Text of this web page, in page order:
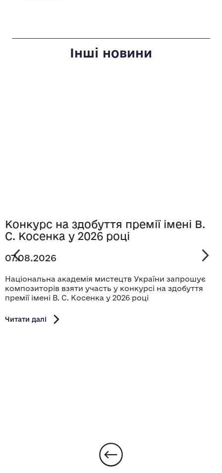
Інші новини
Конкурс на здобуття премії імені В.
С. Косенка у 2026 році
07.08.2026
Національна академія мистецтв України запрошує
композиторів взяти участь у конкурсі на здобуття
премії імені В. С. Косенка у 2026 році
Читати далі